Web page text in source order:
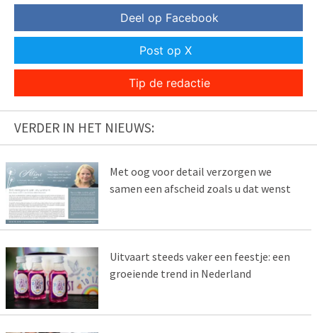
Deel op Facebook
Post op X
Tip de redactie
VERDER IN HET NIEUWS:
Met oog voor detail verzorgen we
samen een afscheid zoals u dat wenst
Uitvaart steeds vaker een feestje: een
groeiende trend in Nederland